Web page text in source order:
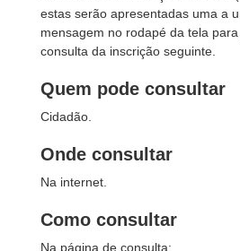
estas serão apresentadas uma a
mensagem no rodapé da tela
consulta da inscrição seguinte.
Quem pode consultar
Cidadão.
Onde consultar
Na internet.
Como consultar
Na página de consulta: